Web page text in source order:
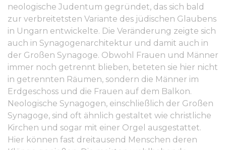
neologische Judentum gegründet, das sich bald
zur verbreitetsten Variante des jüdischen Glaubens
in Ungarn entwickelte. Die Veränderung zeigte sich
auch in Synagogenarchitektur und damit auch in
der Großen Synagoge. Obwohl Frauen und Männer
immer noch getrennt blieben, beteten sie hier nicht
in getrennten Räumen, sondern die Männer im
Erdgeschoss und die Frauen auf dem Balkon.
Neologische Synagogen, einschließlich der Großen
Synagoge, sind oft ähnlich gestaltet wie christliche
Kirchen und sogar mit einer Orgel ausgestattet.
Hier können fast dreitausend Menschen deren